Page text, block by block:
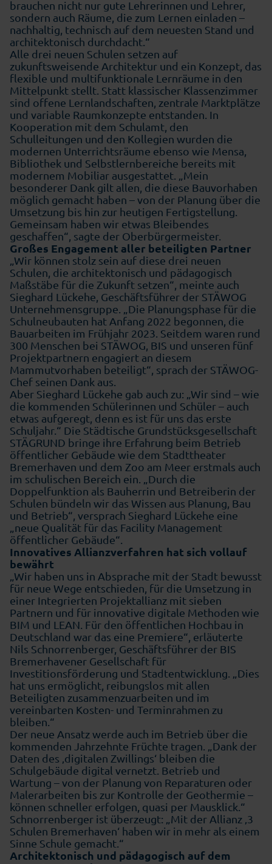
brauchen nicht nur gute Lehrerinnen und Lehrer,
sondern auch Räume, die zum Lernen einladen –
nachhaltig, technisch auf dem neuesten Stand und
architektonisch durchdacht.“
Alle drei neuen Schulen setzen auf
zukunftsweisende Architektur und ein Konzept, das
flexible und multifunktionale Lernräume in den
Mittelpunkt stellt. Statt klassischer Klassenzimmer
sind offene Lernlandschaften, zentrale Marktplätze
und variable Raumkonzepte entstanden. In
Kooperation mit dem Schulamt, den
Schulleitungen und den Kollegien wurden die
modernen Unterrichtsräume ebenso wie Mensa,
Bibliothek und Selbstlernbereiche bereits mit
modernem Mobiliar ausgestattet. „Mein
besonderer Dank gilt allen, die diese Bauvorhaben
möglich gemacht haben – von der Planung über die
Umsetzung bis hin zur heutigen Fertigstellung.
Gemeinsam haben wir etwas Bleibendes
geschaffen“, sagte der Oberbürgermeister.
Großes Engagement aller beteiligten Partner
„Wir können stolz sein auf diese drei neuen
Schulen, die architektonisch und pädagogisch
Maßstäbe für die Zukunft setzen“, meinte auch
Sieghard Lückehe, Geschäftsführer der STÄWOG
Unternehmensgruppe. „Die Planungsphase für die
Schulneubauten hat Anfang 2022 begonnen, die
Bauarbeiten im Frühjahr 2023. Seitdem waren rund
300 Menschen bei STÄWOG, BIS und unseren fünf
Projektpartnern engagiert an diesem
Mammutvorhaben beteiligt“, sprach der STÄWOG-
Chef seinen Dank aus.
Aber Sieghard Lückehe gab auch zu: „Wir sind – wie
die kommenden Schülerinnen und Schüler – auch
etwas aufgeregt, denn es ist für uns das erste
Schuljahr.“ Die Städtische Grundstücksgesellschaft
STÄGRUND bringe ihre Erfahrung beim Betrieb
öffentlicher Gebäude wie dem Stadttheater
Bremerhaven und dem Zoo am Meer erstmals auch
im schulischen Bereich ein. „Durch die
Doppelfunktion als Bauherrin und Betreiberin der
Schulen bündeln wir das Wissen aus Planung, Bau
und Betrieb“, versprach Sieghard Lückehe eine
„neue Qualität für das Facility Management
öffentlicher Gebäude“.
Innovatives Allianzverfahren hat sich vollauf
bewährt
„Wir haben uns in Absprache mit der Stadt bewusst
für neue Wege entschieden, für die Umsetzung in
einer Integrierten Projektallianz mit sieben
Partnern und für innovative digitale Methoden wie
BIM und LEAN. Für den öffentlichen Hochbau in
Deutschland war das eine Premiere“, erläuterte
Nils Schnorrenberger, Geschäftsführer der BIS
Bremerhavener Gesellschaft für
Investitionsförderung und Stadtentwicklung. „Dies
hat uns ermöglicht, reibungslos mit allen
Beteiligten zusammenzuarbeiten und im
vereinbarten Kosten- und Terminrahmen zu
bleiben.“
Der neue Ansatz werde auch im Betrieb über die
kommenden Jahrzehnte Früchte tragen. „Dank der
Daten des ‚digitalen Zwillings‘ bleiben die
Schulgebäude digital vernetzt. Betrieb und
Wartung – von der Planung von Reparaturen oder
Malerarbeiten bis zur Kontrolle der Geothermie –
können schneller erfolgen, quasi per Mausklick.“
Schnorrenberger ist überzeugt: „Mit der Allianz ‚3
Schulen Bremerhaven‘ haben wir in mehr als einem
Sinne Schule gemacht.“
Architektonisch und pädagogisch auf dem